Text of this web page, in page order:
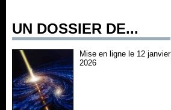
UN DOSSIER DE...
Mise en ligne le 12 janvier
2026